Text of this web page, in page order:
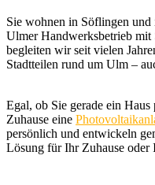
Sie wohnen in Söflingen und
Ulmer Handwerksbetrieb
begleiten wir seit vielen
Stadtteilen rund um Ulm –
Egal, ob Sie gerade ein
Zuhause eine
persönlich und entwickeln
Lösung für Ihr Zuhause oder